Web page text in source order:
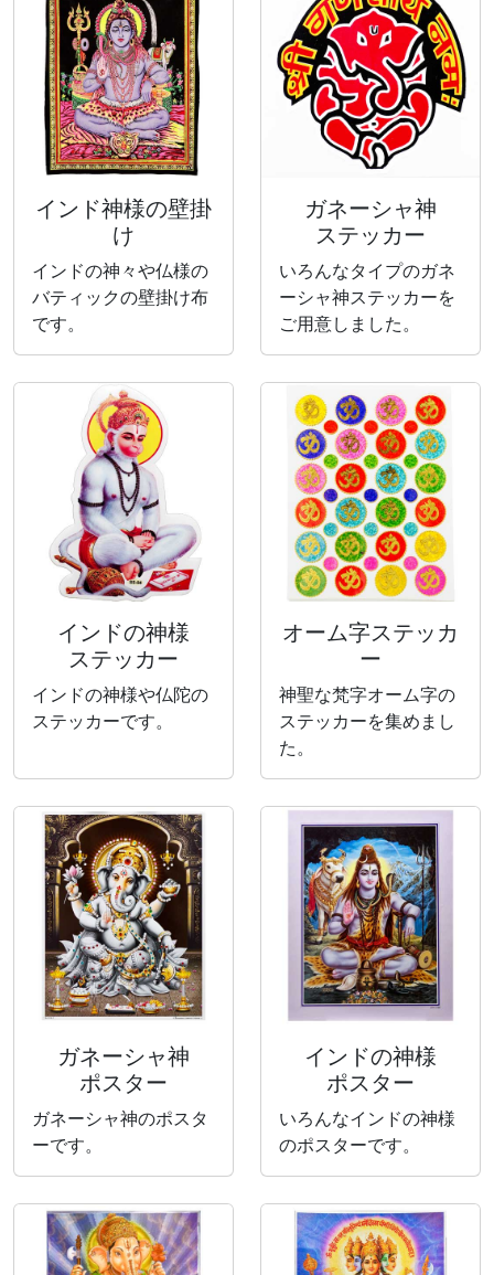
インド神様の壁掛
け
インドの神々や仏様の
バティックの壁掛け布
です。
ガネーシャ神
ステッカー
いろんなタイプのガネ
ーシャ神ステッカーを
ご用意しました。
インドの神様
ステッカー
インドの神様や仏陀の
ステッカーです。
オーム字ステッカ
ー
神聖な梵字オーム字の
ステッカーを集めまし
た。
ガネーシャ神
ポスター
ガネーシャ神のポスタ
ーです。
インドの神様
ポスター
いろんなインドの神様
のポスターです。